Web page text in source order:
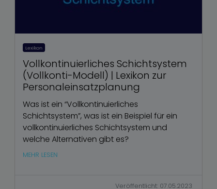
Lexikon
Vollkontinuierliches Schichtsystem
(Vollkonti-Modell) | Lexikon zur
Personaleinsatzplanung
Was ist ein “Vollkontinuierliches
Schichtsystem”, was ist ein Beispiel für ein
vollkontinuierliches Schichtsystem und
welche Alternativen gibt es?
MEHR LESEN
Veröffentlicht: 07.05.2023